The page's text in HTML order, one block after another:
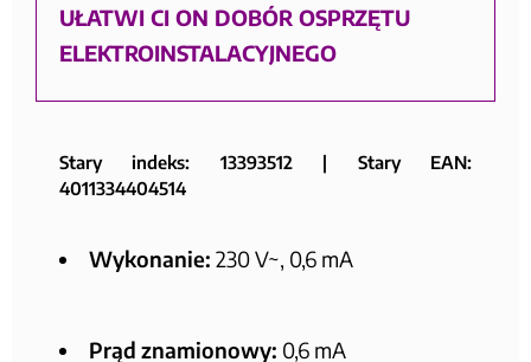
UŁATWI CI ON DOBÓR OSPRZĘTU
ELEKTROINSTALACYJNEGO
Stary indeks: 13393512 | Stary EAN:
4011334404514
Wykonanie: 230 V~, 0,6 mA
Prąd znamionowy: 0,6 mA